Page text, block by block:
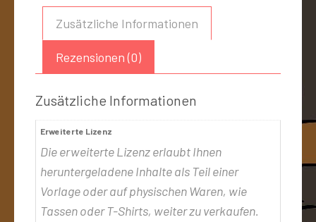
Zusätzliche Informationen
Rezensionen (0)
Zusätzliche Informationen
Erweiterte Lizenz
Die erweiterte Lizenz erlaubt Ihnen
heruntergeladene Inhalte als Teil einer
Vorlage oder auf physischen Waren, wie
Tassen oder T-Shirts, weiter zu verkaufen.